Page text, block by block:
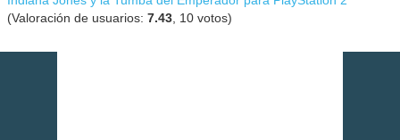
(Valoración de usuarios:7.43 10 votos)